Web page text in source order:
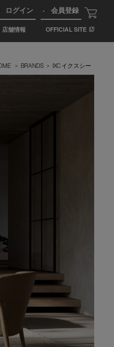
店舗情報 OFFICIAL SITE
ログイン 会員登録
> BRANDS > IXC イクスシー